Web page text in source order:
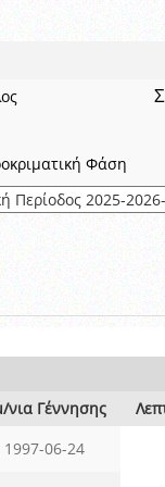
Φάση
νια Γέννησης
1997-06-24